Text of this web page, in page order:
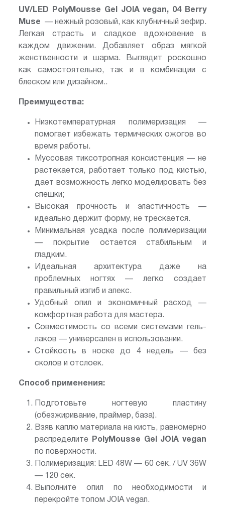
UV/LED PolyMousse Gel JOIA vegan, 04 Berry
Muse
— нежный розовый, как клубничный зефир.
Легкая страсть и сладкое вдохновение в
каждом движении. Добавляет образ мягкой
женственности и шарма. Выглядит роскошно
как самостоятельно, так и в комбинации с
блеском или дизайном..
Преимущества:
Низкотемпературная полимеризация —
помогает избежать термических ожогов во
время работы.
Муссовая тиксотропная консистенция — не
растекается, работает только под кистью,
дает возможность легко моделировать без
спешки;
Высокая прочность и эластичность —
идеально держит форму, не трескается.
Минимальная усадка после полимеризации
— покрытие остается стабильным и
гладким.
Идеальная архитектура даже на
проблемных ногтях — легко создает
правильный изгиб и апекс.
Удобный опил и экономичный расход —
комфортная работа для мастера.
Совместимость со всеми системами гель-
лаков — универсален в использовании.
Стойкость в носке до 4 недель — без
сколов и отслоек.
Способ применения:
Подготовьте ногтевую пластину
(обезжиривание, праймер, база).
Взяв каплю материала на кисть, равномерно
распределите
PolyMousse Gel JOIA vegan
по поверхности.
Полимеризация: LED 48W — 60 сек. / UV 36W
— 120 сек.
Выполните опил по необходимости и
перекройте топом JOIA vegan.